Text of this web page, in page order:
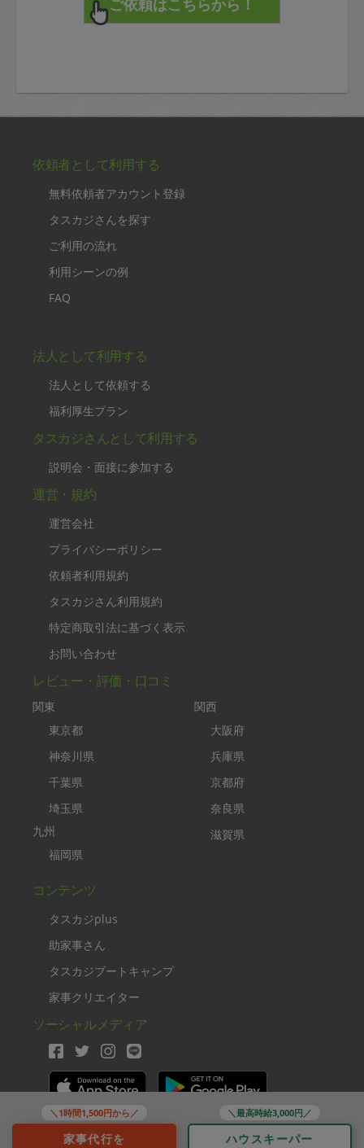
＼1時間1,500円から／
家事代行を
＼最高時給3,000円／
ハウスキーパー
依頼者として利用する
無料依頼者アカウント登録
タスカジさんを探す
ご利用の流れ
利用シーンの例
FAQ
法人として利用する
法人として依頼する
福利厚生プラン
タスカジさんとして利用する
説明会・面接に参加する
運営・規約
運営会社
プライバシーポリシー
依頼者利用規約
タスカジさん利用規約
特定商取引法に基づく表示
お問い合わせ
レビュー・評価・口コミ
関東
東京都
神奈川県
千葉県
埼玉県
九州
福岡県
関西
大阪府
兵庫県
京都府
奈良県
滋賀県
コンテンツ
タスカジplus
助家事さん
タスカジブートキャンプ
家事クリエイター
ソーシャルメディア